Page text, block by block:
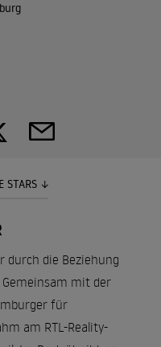
STARS
durch die Beziehung
mit der
für
am RTL-Reality-